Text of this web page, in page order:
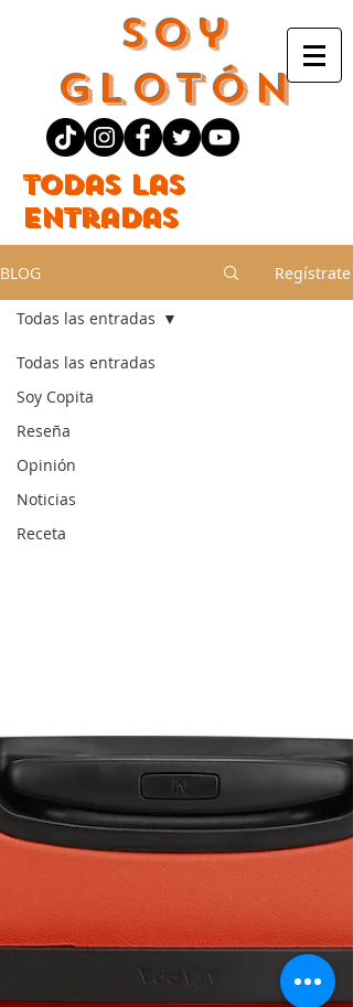
Soy
Glotón
Todas las
entradas
BLOG Regístrate
Todas las entradas
Soy Copita
Reseña
Opinión
Noticias
Receta
Todas las entradas